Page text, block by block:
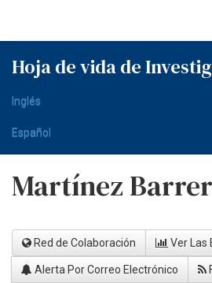
Hoja de vida de
Inglés
Español
Martínez
Red de Colaboración Ver Las
Alerta Por Correo Electrónico